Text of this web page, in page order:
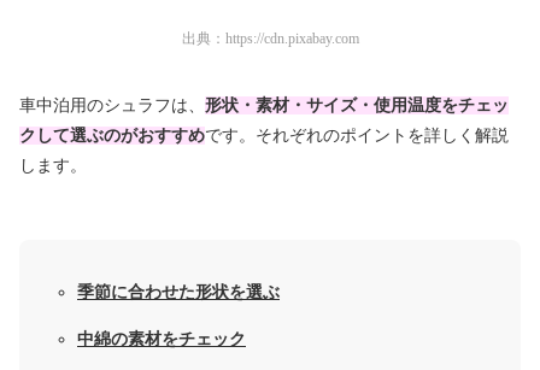
出典： https://cdn.pixabay.com
車中泊用のシュラフは、 形状・素材・サイズ・使用温度をチェッ
クして選ぶのがおすすめです。それぞれのポイントを詳しく解説
します。
季節に合わせた形状を選ぶ
中綿の素材をチェック